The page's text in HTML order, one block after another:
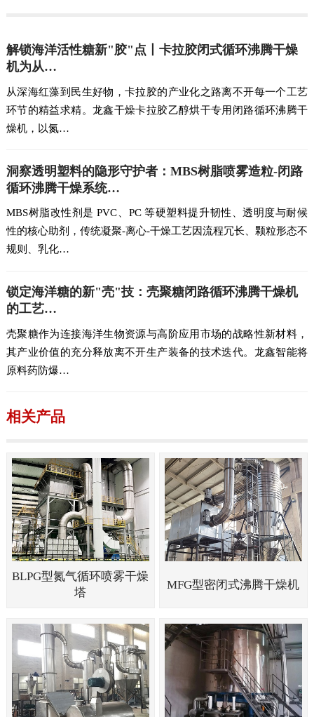
解锁海洋活性糖新"胶"点丨卡拉胶闭式循环沸腾干燥
机为从…
从深海红藻到民生好物，卡拉胶的产业化之路离不开每一个工艺
环节的精益求精。龙鑫干燥卡拉胶乙醇烘干专用闭路循环沸腾干
燥机，以氮…
洞察透明塑料的隐形守护者：MBS树脂喷雾造粒-闭路
循环沸腾干燥系统…
MBS树脂改性剂是 PVC、PC 等硬塑料提升韧性、透明度与耐候
性的核心助剂，传统凝聚-离心-干燥工艺因流程冗长、颗粒形态不
规则、乳化…
锁定海洋糖的新"壳"技：壳聚糖闭路循环沸腾干燥机
的工艺…
壳聚糖作为连接海洋生物资源与高阶应用市场的战略性新材料，
其产业价值的充分释放离不开生产装备的技术迭代。龙鑫智能将
原料药防爆…
相关产品
BLPG型氮气循环喷雾干燥
塔
MFG型密闭式沸腾干燥机